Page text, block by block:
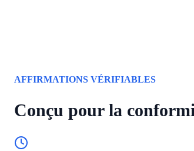
AFFIRMATIONS VÉRIFIABLES
Conçu pour la